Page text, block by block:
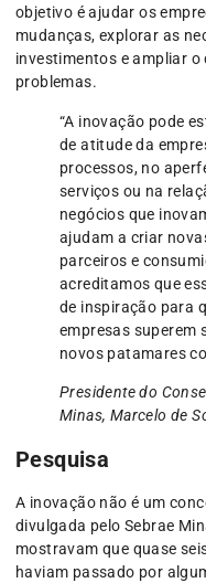
objetivo é ajudar os
mudanças, explorar as
investimentos e ampliar o
problemas.
“A inovação pode
de atitude da
processos, no
serviços ou na
negócios que
ajudam a criar
parceiros e
acreditamos que
de inspiração para
empresas superem
novos patamares
Presidente do
Minas, Marcelo de
Pesquisa
A inovação não é um
divulgada pelo Sebrae
mostravam que quase
haviam passado por